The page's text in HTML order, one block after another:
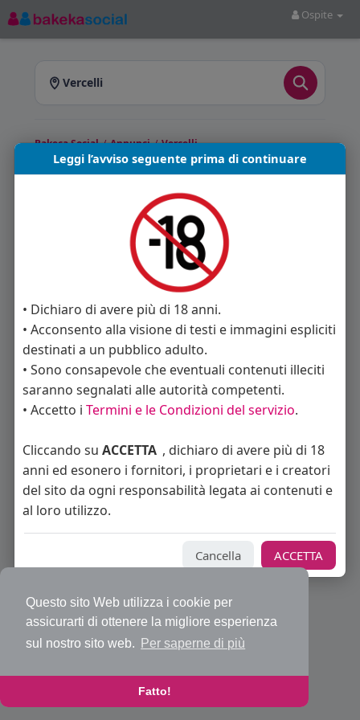
Questo sito Web utilizza i cookie per
assicurarti di ottenere la migliore esperienza
sul nostro sito web.
Per saperne di più
Fatto!
Ospite
Vercelli
Bakeca Social/ Annunci/ Vercelli
Annunci a Vercelli
ti offre annunci pubblicati a
Vercelli e provincia. Sfoglia gli annunci
disponibili e scegli quello più adatto a te.
Annunci trovati: 0
Nessun annuncio disponibile in questa sezione.
Home
Cos'è BakecaSocial Annunci Mercatino
Blog
Eventi
Contattaci Privacy Policy
Condizioni d'uso
Richiedi rimborso abbonamento PRO
Sviluppatori
Centro Assistenza
Supporto
Leggi l’avviso seguente prima di continuare
• Dichiaro di avere più di 18 anni.
• Acconsento alla visione di testi e immagini espliciti
destinati a un pubblico adulto.
• Sono consapevole che eventuali contenuti illeciti
saranno segnalati alle autorità competenti.
• Accetto i Termini e le Condizioni del servizio.
Cliccando su ACCETTA , dichiaro di avere più di 18
anni ed esonero i fornitori, i proprietari e i creatori
del sito da ogni responsabilità legata ai contenuti e
al loro utilizzo.
Cancella ACCETTA